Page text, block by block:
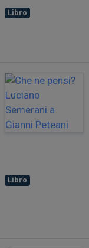
Libro
Libro